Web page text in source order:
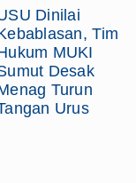
Dinilai
Tim
MUKI
Desak
Turun
Urus